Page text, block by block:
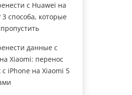
с Huawei на
3 способа, которые
данные с
Xiaomi: перенос
iPhone на Xiaomi 5